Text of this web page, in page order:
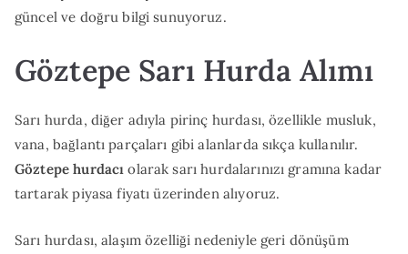
güncel ve doğru bilgi sunuyoruz.
Göztepe Sarı Hurda Alımı
Sarı hurda, diğer adıyla pirinç hurdası, özellikle musluk,
vana, bağlantı parçaları gibi alanlarda sıkça kullanılır.
Göztepe hurdacı olarak sarı hurdalarınızı gramına kadar
tartarak piyasa fiyatı üzerinden alıyoruz.
Sarı hurdası, alaşım özelliği nedeniyle geri dönüşüm